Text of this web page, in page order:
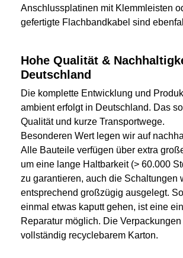
Anschlussplatinen mit Klemmleisten
gefertigte Flachbandkabel sind
Hohe Qualität &
Deutschland
Die komplette Entwicklung und
ambient erfolgt in Deutschland. Das
Qualität und kurze Transportwege.
Besonderen Wert legen wir auf
Alle Bauteile verfügen über extra
um eine lange Haltbarkeit (> 60.000
zu garantieren, auch die Schaltungen
entsprechend großzügig ausgelegt.
einmal etwas kaputt gehen, ist eine
Reparatur möglich. Die
vollständig recyclebarem Karton.